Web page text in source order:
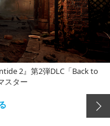
2』第2弾DLC「Back to
スター